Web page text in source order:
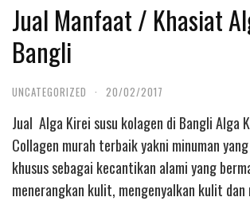
Jual Manfaat / Khasiat
Bangli
UNCATEGORIZED · 20/02/2017
Jual Alga Kirei susu kolagen di Bangli Alga
Collagen murah terbaik yakni minuman
khusus sebagai kecantikan alami yang
menerangkan kulit, mengenyalkan kulit dan